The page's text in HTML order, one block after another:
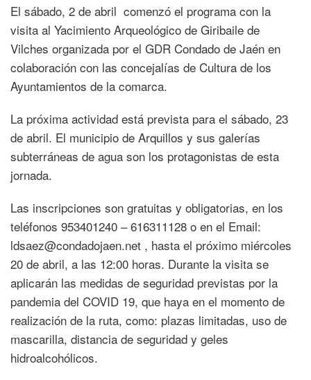
El sábado, 2 de abril comenzó el programa con la
visita al Yacimiento Arqueológico de Giribaile de
Vilches organizada por el GDR Condado de Jaén en
colaboración con las concejalías de Cultura de los
Ayuntamientos de la comarca.
La próxima actividad está prevista para el sábado, 23
de abril. El municipio de Arquillos y sus galerías
subterráneas de agua son los protagonistas de esta
jornada.
Las inscripciones son gratuitas y obligatorias, en los
teléfonos 953401240 – 616311128 o en el Email:
ldsaez@condadojaen.net , hasta el próximo miércoles
20 de abril, a las 12:00 horas. Durante la visita se
aplicarán las medidas de seguridad previstas por la
pandemia del COVID 19, que haya en el momento de
realización de la ruta, como: plazas limitadas, uso de
mascarilla, distancia de seguridad y geles
hidroalcohólicos.